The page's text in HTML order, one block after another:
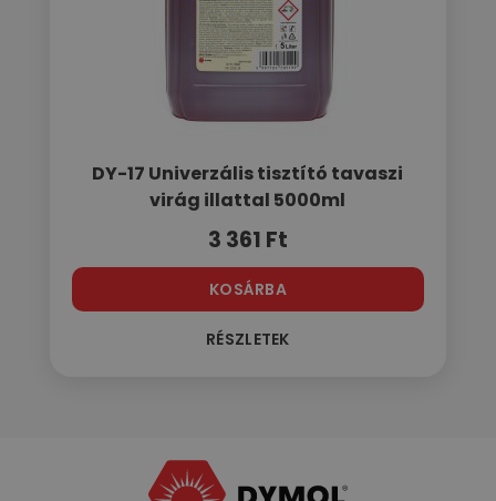
DY-17 Univerzális tisztító tavaszi
virág illattal 5000ml
3 361 Ft
KOSÁRBA
RÉSZLETEK